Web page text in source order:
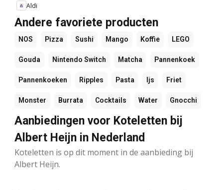
Aldi
Andere favoriete producten
NOS Pizza Sushi Mango Koffie LEGO
Gouda Nintendo Switch Matcha Pannenkoek
Pannenkoeken Ripples Pasta Ijs Friet
Monster Burrata Cocktails Water Gnocchi
Aanbiedingen voor Koteletten bij
Albert Heijn in Nederland
Koteletten is op dit moment in de aanbieding bij
Albert Heijn.